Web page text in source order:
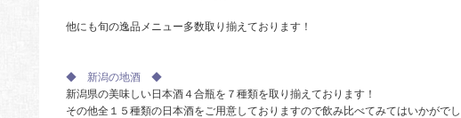
他にも旬の逸品メニュー多数取り揃えております！
◆ 新潟の地酒 ◆
新潟県の美味しい日本酒４合瓶を７種類を取り揃えております！
その他全１５種類の日本酒をご用意しておりますので飲み比べてみてはいかがでし